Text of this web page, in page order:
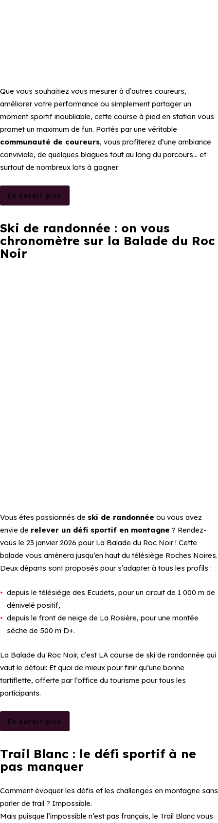
Que vous souhaitiez vous mesurer à d’autres coureurs,
améliorer votre performance ou simplement partager un
moment sportif inoubliable, cette course à pied en station vous
promet un maximum de fun. Portés par une véritable
communauté de coureurs, vous profiterez d’une ambiance
conviviale, de quelques blagues tout au long du parcours… et
surtout de nombreux lots à gagner.
En savoir plus
Ski de randonnée : on vous
chronomètre sur la Balade du Roc
Noir
Vous êtes passionnés de ski de randonnée ou vous avez
envie de relever un défi sportif en montagne ? Rendez-
vous le 23 janvier 2026 pour La Balade du Roc Noir ! Cette
balade vous amènera jusqu’en haut du télésiège Roches Noires.
Deux départs sont proposés pour s’adapter à tous les profils :
depuis le télésiège des Ecudets, pour un circuit de 1 000 m de
dénivelé positif,
depuis le front de neige de La Rosière, pour une montée
sèche de 500 m D+.
La Balade du Roc Noir, c’est LA course de ski de randonnée qui
vaut le détour. Et quoi de mieux pour finir qu’une bonne
tartiflette, offerte par l’office du tourisme pour tous les
participants.
En savoir plus
Trail Blanc : le défi sportif à ne
pas manquer
Comment évoquer les défis et les challenges en montagne sans
parler de trail ? Impossible.
Mais puisque l’impossible n’est pas français, le Trail Blanc vous